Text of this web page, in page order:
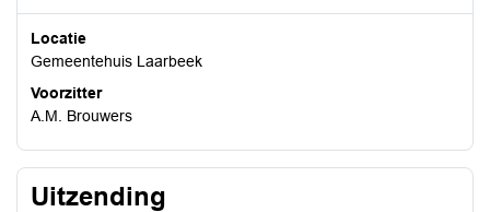
Locatie
Gemeentehuis Laarbeek
Voorzitter
A.M. Brouwers
Uitzending